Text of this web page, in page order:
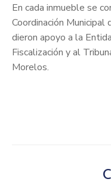
En cada inmueble se
Coordinación
dieron apoyo a la
Fiscalización y al
Morelos.